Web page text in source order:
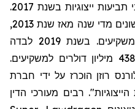
תביעה ייצוגית, בגין מספר יישובי תביעות ייצוגיות בשנת 2017.
המשרד מדורג בין ארבעת הראשונים מדי שנה מאז שנת 2013,
והחזיר מאות מיליוני דולרים למשקיעים. בשנת 2019 לבדה
438 מיליון דולרים למשקיעים.
רבים מעורכי הדין